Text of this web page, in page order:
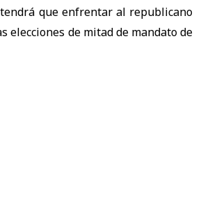
tendrá que enfrentar al republicano
elecciones de mitad de mandato de